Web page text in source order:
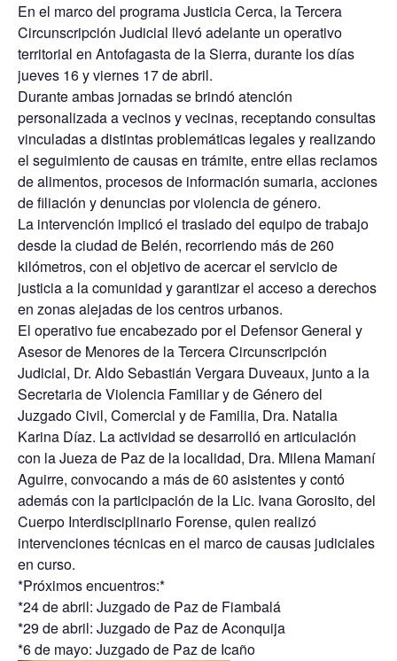
En el marco del programa Justicia Cerca, la Tercera
Circunscripción Judicial llevó adelante un operativo
territorial en Antofagasta de la Sierra, durante los días
jueves 16 y viernes 17 de abril.
Durante ambas jornadas se brindó atención
personalizada a vecinos y vecinas, receptando consultas
vinculadas a distintas problemáticas legales y realizando
el seguimiento de causas en trámite, entre ellas reclamos
de alimentos, procesos de información sumaria, acciones
de filiación y denuncias por violencia de género.
La intervención implicó el traslado del equipo de trabajo
desde la ciudad de Belén, recorriendo más de 260
kilómetros, con el objetivo de acercar el servicio de
justicia a la comunidad y garantizar el acceso a derechos
en zonas alejadas de los centros urbanos.
El operativo fue encabezado por el Defensor General y
Asesor de Menores de la Tercera Circunscripción
Judicial, Dr. Aldo Sebastián Vergara Duveaux, junto a la
Secretaria de Violencia Familiar y de Género del
Juzgado Civil, Comercial y de Familia, Dra. Natalia
Karina Díaz. La actividad se desarrolló en articulación
con la Jueza de Paz de la localidad, Dra. Milena Mamaní
Aguirre, convocando a más de 60 asistentes y contó
además con la participación de la Lic. Ivana Gorosito, del
Cuerpo Interdisciplinario Forense, quien realizó
intervenciones técnicas en el marco de causas judiciales
en curso.
*Próximos encuentros:*
*24 de abril: Juzgado de Paz de Fiambalá
*29 de abril: Juzgado de Paz de Aconquija
*6 de mayo: Juzgado de Paz de Icaño